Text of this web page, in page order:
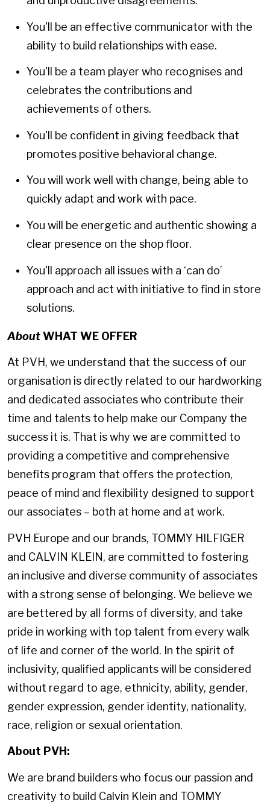
You'll be an effective communicator with the
ability to build relationships with ease.
You'll be a team player who recognises and
celebrates the contributions and
achievements of others.
You'll be confident in giving feedback that
promotes positive behavioral change.
You will work well with change, being able to
quickly adapt and work with pace.
You will be energetic and authentic showing a
clear presence on the shop floor.
You'll approach all issues with a ‘can do’
approach and act with initiative to find in store
solutions.
AboutWHAT WE OFFER
At PVH, we understand that the success of our
organisation is directly related to our hardworking
and dedicated associates who contribute their
time and talents to help make our Company the
success it is. That is why we are committed to
providing a competitive and comprehensive
benefits program that offers the protection,
peace of mind and flexibility designed to support
our associates – both at home and at work.
PVH Europe and our brands, TOMMY HILFIGER
and CALVIN KLEIN, are committed to fostering
an inclusive and diverse community of associates
with a strong sense of belonging. We believe we
are bettered by all forms of diversity, and take
pride in working with top talent from every walk
of life and corner of the world. In the spirit of
inclusivity, qualified applicants will be considered
without regard to age, ethnicity, ability, gender,
gender expression, gender identity, nationality,
race, religion or sexual orientation.
About PVH:
We are brand builders who focus our passion and
creativity to build Calvin Klein and TOMMY